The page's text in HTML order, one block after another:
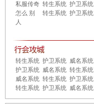
私服传奇
怎么 别
人
转生系统 护卫系统
转生系统 护卫系统
转生系统 护卫系统 威名系统
护卫系统 威名系统 转生系统
威名系统 转生系统 护卫系统
转生系统 护卫系统 威名系统